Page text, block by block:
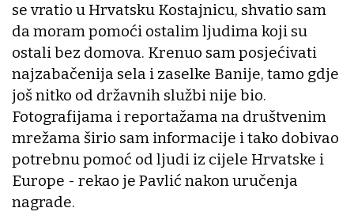
se vratio u Hrvatsku Kostajnicu, shvatio sam
da moram pomoći ostalim ljudima koji su
ostali bez domova. Krenuo sam posjećivati
najzabačenija sela i zaselke Banije, tamo gdje
još nitko od državnih službi nije bio.
Fotografijama i reportažama na društvenim
mrežama širio sam informacije i tako dobivao
potrebnu pomoć od ljudi iz cijele Hrvatske i
Europe - rekao je Pavlić nakon uručenja
nagrade.